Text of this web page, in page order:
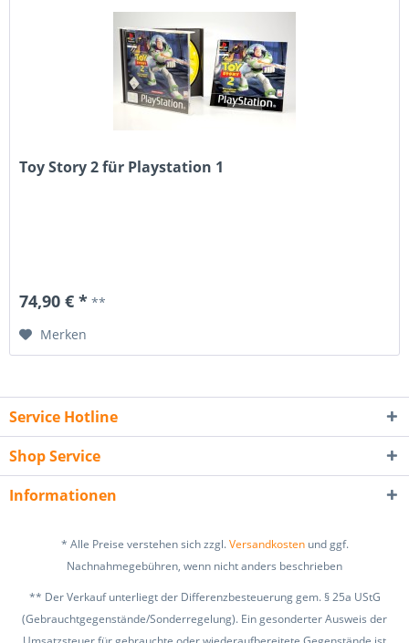
Toy Story 2 für Playstation 1
74,90 € * **
Merken
Service Hotline
Shop Service
Informationen
* Alle Preise verstehen sich zzgl.Versandkostenund ggf.
Nachnahmegebühren, wenn nicht anders beschrieben
** Der Verkauf unterliegt der Differenzbesteuerung gem. § 25a UStG
(Gebrauchtgegenstände/Sonderregelung). Ein gesonderter Ausweis der